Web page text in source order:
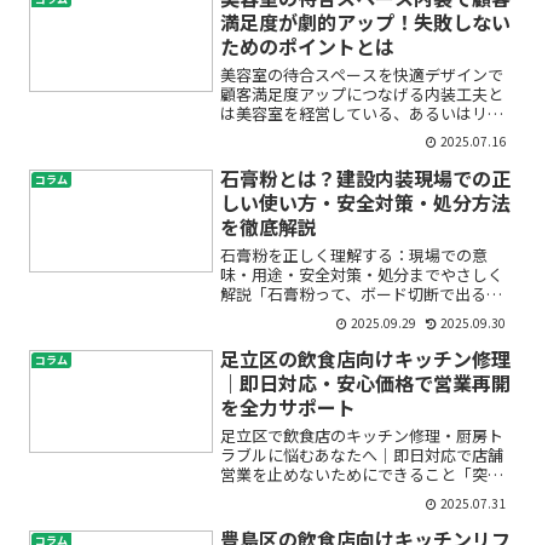
ーサービスが無くて後悔しない...
満足度が劇的アップ！失敗しない
ためのポイントとは
美容室の待合スペースを快適デザインで
顧客満足度アップにつなげる内装工夫と
は美容室を経営している、あるいはリニ
ューアルを考えている方の中には、「待
合スペースの内装をどうすればお客様に
喜んでもらえるのだろう」「せっかく来
てくださったお客様が待ち...
2025.07.16
コラム
石膏粉とは？建設内装現場での正
しい使い方・安全対策・処分方法
を徹底解説
石膏粉を正しく理解する：現場での意
味・用途・安全対策・処分までやさしく
解説「石膏粉って、ボード切断で出る白
い粉のこと？ それとも素材としての
粉？」——内装の現場に入って間もない
と、同じ言葉でも人によって指すものが
違って戸惑いますよね。本記事...
2025.09.29 2025.09.30
コラム
足立区の飲食店向けキッチン修理
｜即日対応・安心価格で営業再開
を全力サポート
足立区で飲食店のキッチン修理・厨房ト
ラブルに悩むあなたへ｜即日対応で店舗
営業を止めないためにできること「突然
キッチンの機器が動かなくなった」「配
管から水漏れして営業ができない」「厨
房のトラブルでお客様に迷惑をかけてし
2025.07.31
コラム
豊島区の飲食店向けキッチンリフ